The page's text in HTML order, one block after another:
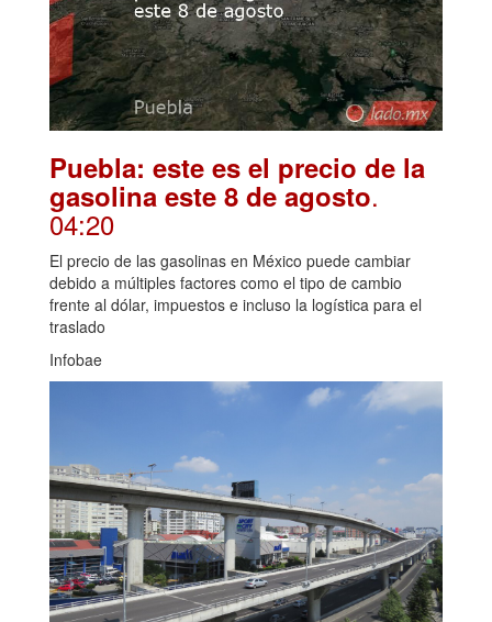
Puebla: este es el precio de la
gasolina este 8 de agosto.
04:20
El precio de las gasolinas en México puede cambiar
debido a múltiples factores como el tipo de cambio
frente al dólar, impuestos e incluso la logística para el
traslado
Infobae